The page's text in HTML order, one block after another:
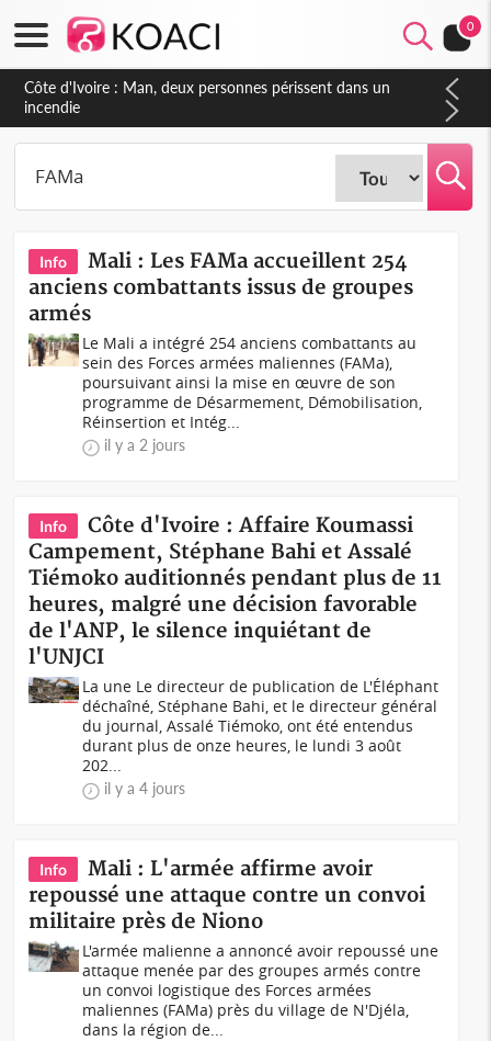
0
Côte d'Ivoire : Séileu, la célébration de la fête nationale
transformée en vaste campagne contre les produits
dépigmentants dangereux
Info
Mali : Les FAMa accueillent 254
anciens combattants issus de groupes
armés
Le Mali a intégré 254 anciens combattants au
sein des Forces armées maliennes (FAMa),
poursuivant ainsi la mise en œuvre de son
programme de Désarmement, Démobilisation,
Réinsertion et Intég...
il y a 2 jours
Info
Côte d'Ivoire : Affaire Koumassi
Campement, Stéphane Bahi et Assalé
Tiémoko auditionnés pendant plus de 11
heures, malgré une décision favorable
de l'ANP, le silence inquiétant de
l'UNJCI
La une Le directeur de publication de L'Éléphant
déchaîné, Stéphane Bahi, et le directeur général
du journal, Assalé Tiémoko, ont été entendus
durant plus de onze heures, le lundi 3 août
202...
il y a 4 jours
Info
Mali : L'armée affirme avoir
repoussé une attaque contre un convoi
militaire près de Niono
L'armée malienne a annoncé avoir repoussé une
attaque menée par des groupes armés contre
un convoi logistique des Forces armées
maliennes (FAMa) près du village de N'Djéla,
dans la région de...